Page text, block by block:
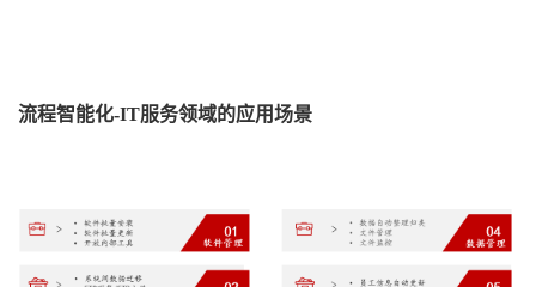
流程智能化-IT服务领域的应用场景